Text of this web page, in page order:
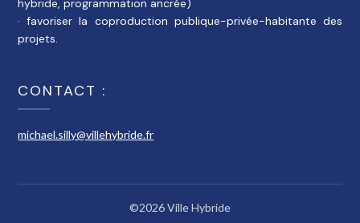
hybride, programmation ancrée)
· favoriser la coproduction publique-privée-habitante des
projets.
CONTACT :
michael.silly@villehybride.fr
©2026 Ville Hybride